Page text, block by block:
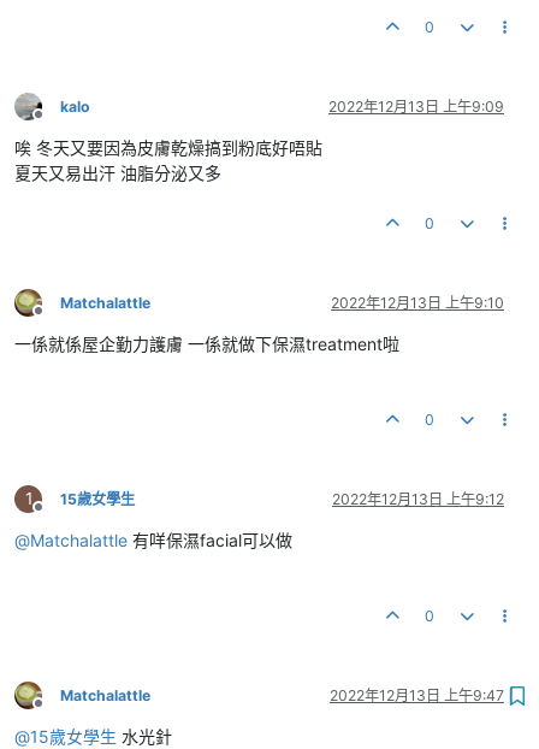
0
離線
kalo 2022年12月13日 上午9:09
唉 冬天又要因為皮膚乾燥搞到粉底好唔貼
夏天又易出汗 油脂分泌又多
0
離線
Matchalattle 2022年12月13日 上午9:10
一係就係屋企勤力護膚 一係就做下保濕treatment啦
0
1
離線
15歲女學生 2022年12月13日 上午9:12
@Matchalattle 有咩保濕facial可以做
0
離線
Matchalattle 2022年12月13日 上午9:47
@15歲女學生 水光針